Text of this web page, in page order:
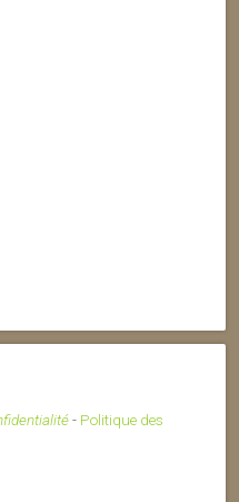
- Politique des